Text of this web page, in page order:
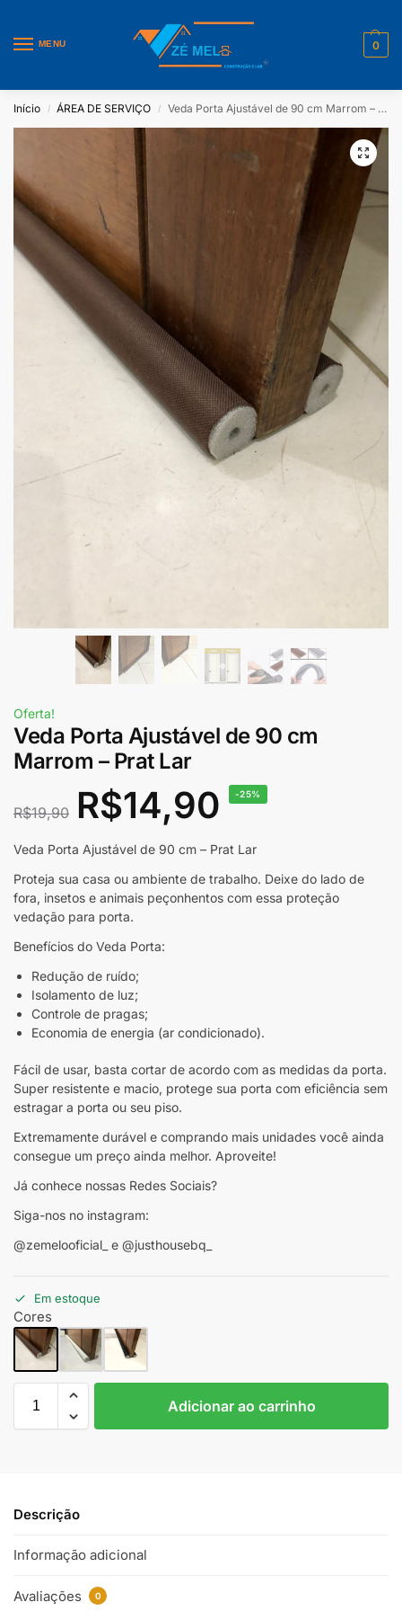
MENU 0
Início / ÁREA DE SERVIÇO / Veda Porta Ajustável de 90 cm Marrom – Prat Lar
Oferta!
Veda Porta Ajustável de 90 cm
Marrom – Prat Lar
R$19,90 R$14,90 -25%
Veda Porta Ajustável de 90 cm – Prat Lar
Proteja sua casa ou ambiente de trabalho. Deixe do lado de
fora, insetos e animais peçonhentos com essa proteção
vedação para porta.
Benefícios do Veda Porta:
Redução de ruído;
Isolamento de luz;
Controle de pragas;
Economia de energia (ar condicionado).
Fácil de usar, basta cortar de acordo com as medidas da porta.
Super resistente e macio, protege sua porta com eficiência sem
estragar a porta ou seu piso.
Extremamente durável e comprando mais unidades você ainda
consegue um preço ainda melhor. Aproveite!
Já conhece nossas Redes Sociais?
Siga-nos no instagram:
@zemelooficial_ e @justhousebq_
Em estoque
Cores
Adicionar ao carrinho
Descrição
Informação adicional
Avaliações 0